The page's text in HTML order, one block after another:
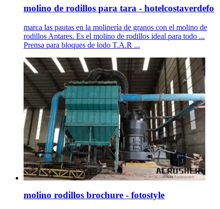
molino de rodillos para tara - hotelcostaverdefo
marca las pautas en la molinería de granos con el molino de
rodillos Antares. Es el molino de rodillos ideal para todo ...
Prensa para bloques de lodo T.A.R ...
molino rodillos brochure - fotostyle